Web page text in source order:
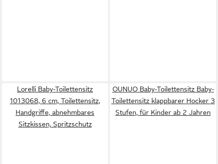
Lorelli Baby-Toilettensitz
1013068, 6 cm, Toilettensitz,
Handgriffe, abnehmbares
Sitzkissen, Spritzschutz
OUNUO Baby-Toilettensitz Baby-
Toilettensitz klappbarer Hocker 3
Stufen, für Kinder ab 2 Jahren